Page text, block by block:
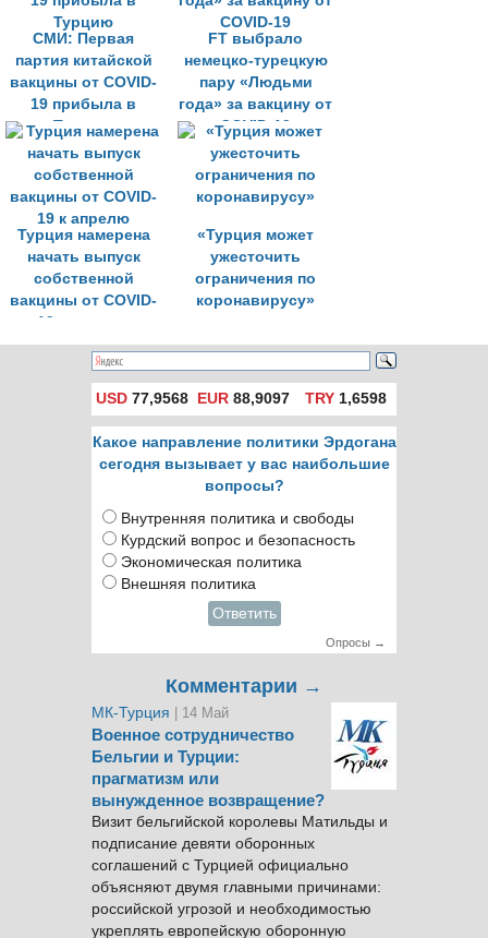
СМИ: Первая
партия китайской
вакцины от COVID-
19 прибыла в
Турцию
FT выбрало
немецко-турецкую
пару «Людьми
года» за вакцину от
COVID-19
Турция намерена
начать выпуск
собственной
вакцины от COVID-
19 к апрелю
«Турция может
ужесточить
ограничения по
коронавирусу»
USD 77,9568 EUR 88,9097 TRY1,6598
Какое направление политики Эрдогана
сегодня вызывает у вас наибольшие
вопросы?
Внутренняя политика и свободы
Курдский вопрос и безопасность
Экономическая политика
Внешняя политика
Ответить
Опросы →
Комментарии →
МК-Турция | 14 Май
Военное сотрудничество
Бельгии и Турции:
прагматизм или
вынужденное возвращение?
Визит бельгийской королевы Матильды и
подписание девяти оборонных
соглашений с Турцией официально
объясняют двумя главными причинами:
российской угрозой и необходимостью
укреплять европейскую оборонную